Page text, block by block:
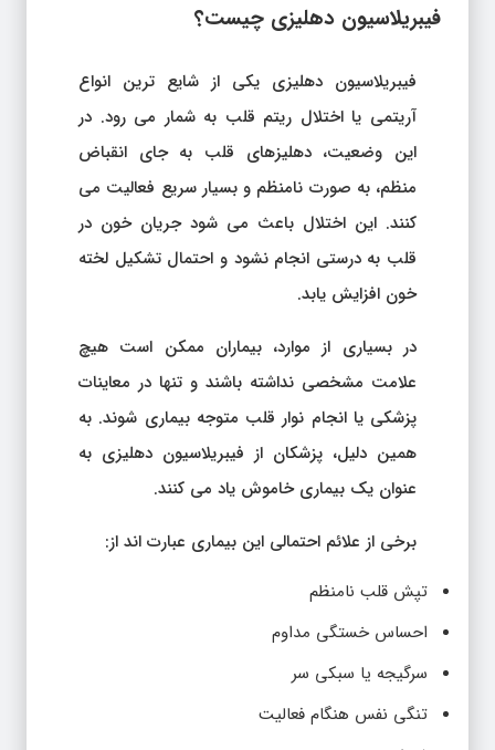
فیبریلاسیون دهلیزی چیست؟
فیبریلاسیون دهلیزی یکی از شایع ترین انواع
آریتمی یا اختلال ریتم قلب به شمار می رود. در
این وضعیت، دهلیزهای قلب به جای انقباض
منظم، به صورت نامنظم و بسیار سریع فعالیت می
کنند. این اختلال باعث می شود جریان خون در
قلب به درستی انجام نشود و احتمال تشکیل لخته
خون افزایش یابد.
در بسیاری از موارد، بیماران ممکن است هیچ
علامت مشخصی نداشته باشند و تنها در معاینات
پزشکی یا انجام نوار قلب متوجه بیماری شوند. به
همین دلیل، پزشکان از فیبریلاسیون دهلیزی به
عنوان یک بیماری خاموش یاد می کنند.
برخی از علائم احتمالی این بیماری عبارت اند از:
تپش قلب نامنظم
احساس خستگی مداوم
سرگیجه یا سبکی سر
تنگی نفس هنگام فعالیت